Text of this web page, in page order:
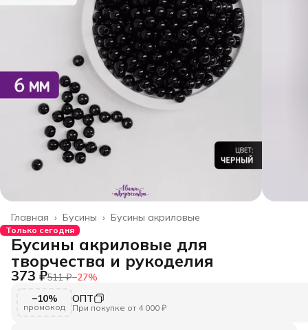
Бусины акриловые
Бусины ›
Главная ›
Только сегодня
Бусины акриловые для
творчества и рукоделия
373 ₽511 ₽−27%
−10%
промокод
ОПТ
При покупке от 4 000 ₽